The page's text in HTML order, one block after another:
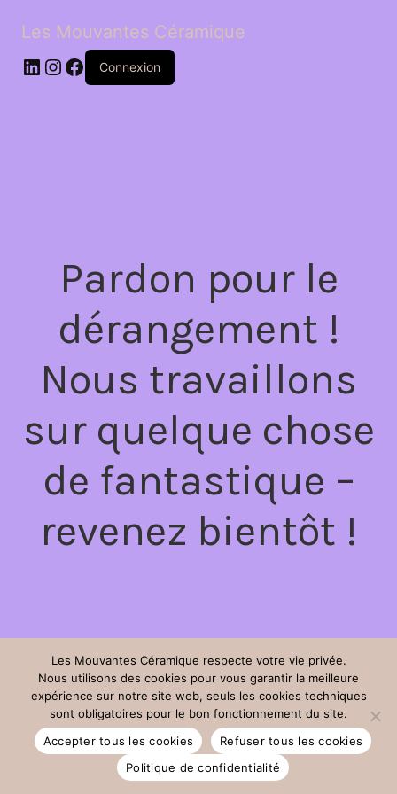
Les Mouvantes Céramique
LinkedIn
Instagram
Facebook
Connexion
Pardon pour le
dérangement !
Nous travaillons
sur quelque chose
de fantastique –
revenez bientôt !
Les Mouvantes Céramique respecte votre vie privée.
Nous utilisons des cookies pour vous garantir la meilleure
expérience sur notre site web, seuls les cookies techniques
sont obligatoires pour le bon fonctionnement du site.
Accepter tous les cookies
Refuser tous les cookies
Politique de confidentialité